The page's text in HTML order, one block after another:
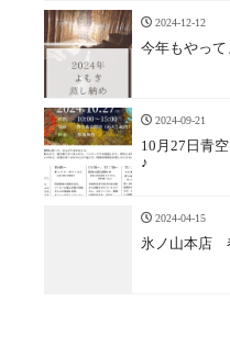
2024-12-12
今年もやって
2024-09-21
10月27日青
♪
2024-04-15
氷ノ山本店